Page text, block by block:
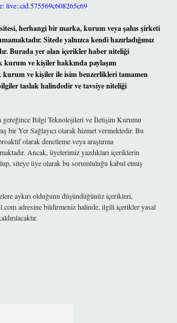
live:.cid.575569c608265c69
herhangi bir marka, kurum veya şahıs şirketi
Sitede yalnızca kendi hazırladığımız
Burada yer alan içerikler haber niteliği
kurum ve kişiler hakkında paylaşım
kurum ve kişiler ile isim benzerlikleri tamamen
taslak halindedir ve tavsiye niteliği
gereğince Bilgi Teknolojileri ve İletişim Kurumu
bir Yer Sağlayıcı olarak hizmet vermektedir. Bu
olarak denetleme veya araştırma
Ancak, üyelerimiz yazdıkları içeriklerin
siteye üye olarak bu sorumluluğu kabul etmiş
aykırı olduğunu düşündüğünüz içerikleri,
adresine bildirmeniz halinde, ilgili içerikler yasal